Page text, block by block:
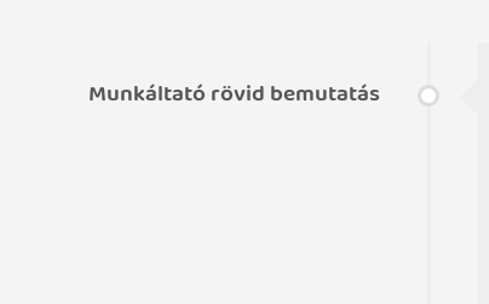
Munkáltató rövid bemutatás